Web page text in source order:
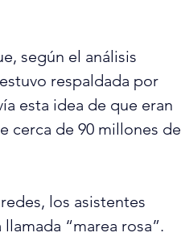
según el análisis
respaldada por
esta idea de que eran
cerca de 90 millones de
los asistentes
“marea rosa”.